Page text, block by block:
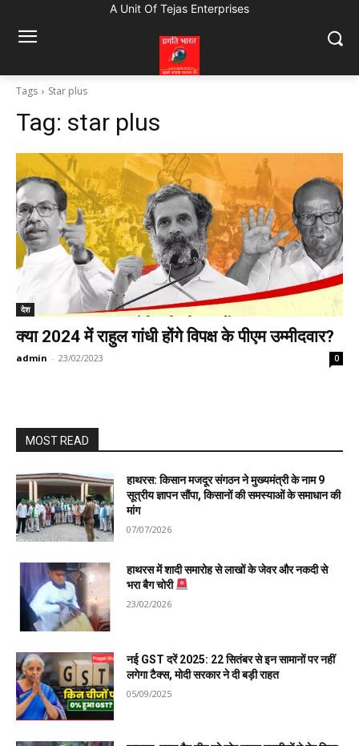
A Unit Of Tejas Enterprises
Tags Star plus
Tag: star plus
देश
क्या 2024 में राहुल गांधी होंगे विपक्ष के पीएम उम्मीदवार?
admin - 23/02/2023 0
MOST READ
हाथरस: किसान मजदूर संगठन ने मुख्यमंत्री के नाम 9
सूत्रीय ज्ञापन सौंपा, किसानों की समस्याओं के समाधान की
मांग
07/07/2026
हाथरस में शादी समारोह से लाखों के जेवर और नकदी से
भरा बैग चोरी
23/02/2026
नई GST दरें 2025: 22 सितंबर से इन सामानों पर नहीं
लगेगा टैक्स, मोदी सरकार ने दी बड़ी राहत
05/09/2025